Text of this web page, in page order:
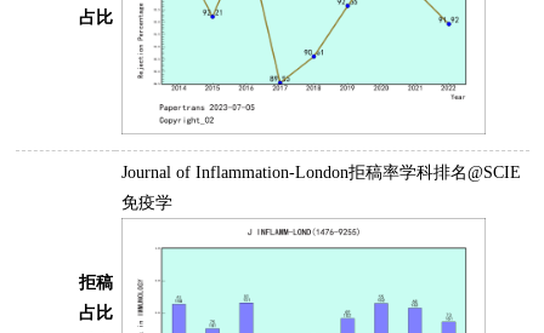
占比
拒稿
占比
Journal of Inflammation-London拒稿率学科排名@SCIE
免疫学